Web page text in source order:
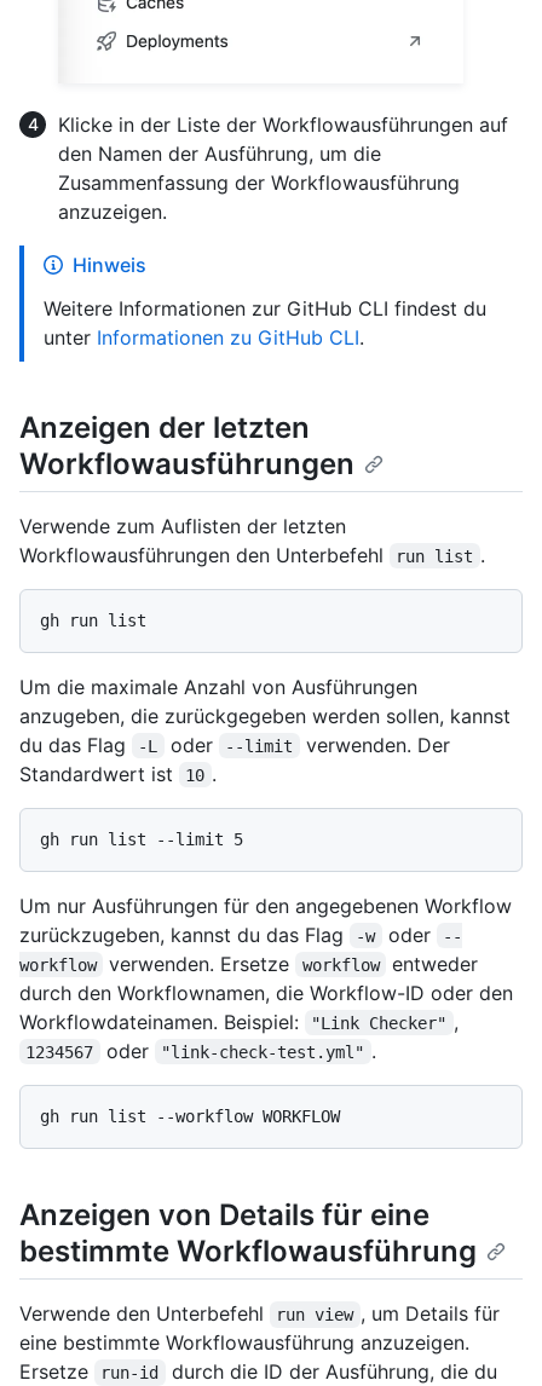
Klicke in der Liste der Workflowausführungen auf
den Namen der Ausführung, um die
Zusammenfassung der Workflowausführung
anzuzeigen.
Hinweis
Weitere Informationen zur GitHub CLI findest du
unter Informationen zu GitHub CLI.
Anzeigen der letzten
Workflowausführungen
Verwende zum Auflisten der letzten
Workflowausführungen den Unterbefehl
run list .
Um die maximale Anzahl von Ausführungen
anzugeben, die zurückgegeben werden sollen, kannst
du das Flag
-L oder --limit
verwenden. Der
Standardwert ist
10 .
Um nur Ausführungen für den angegebenen Workflow
zurückzugeben, kannst du das Flag
-w oder
--
workflow
verwenden. Ersetze workflow
entweder
durch den Workflownamen, die Workflow-ID oder den
Workflowdateinamen. Beispiel:
"Link Checker" ,
1234567 oder "link-check-test.yml" .
Anzeigen von Details für eine
bestimmte Workflowausführung
Verwende den Unterbefehl run view , um Details für
eine bestimmte Workflowausführung anzuzeigen.
Ersetze
run-id
durch die ID der Ausführung, die du